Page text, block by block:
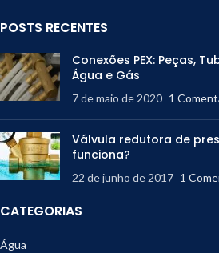
POSTS RECENTES
Conexões PEX: Peças,
Água e Gás
7 de maio de 2020 1
Válvula redutora de
funciona?
22 de junho de 2017 1
CATEGORIAS
Água